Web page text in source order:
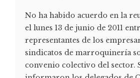
No ha habido acuerdo en la
el lunes 13 de junio de 2011
representantes de los
sindicatos de marroquinería
convenio colectivo del sector.